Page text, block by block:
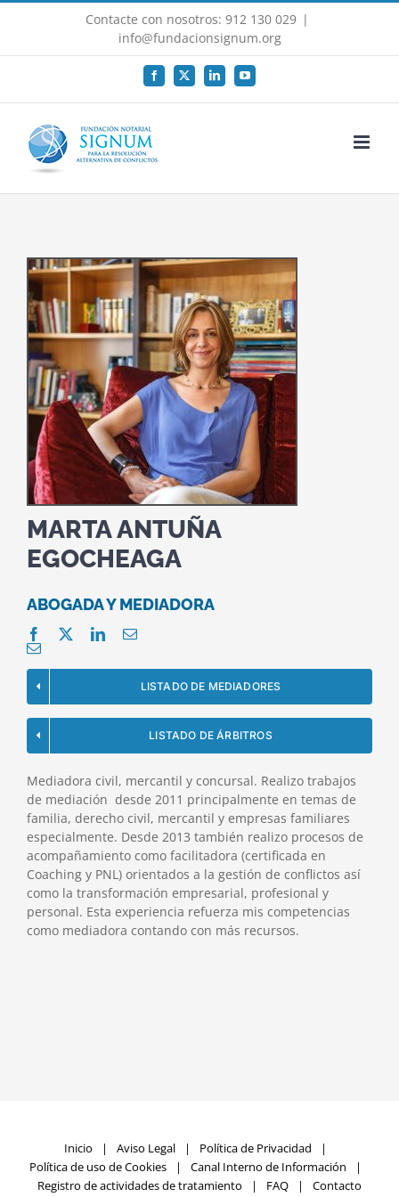
Saltar
Contacte con nosotros: 912 130 029 |
info@fundacionsignum.org
Facebook
X LinkedInYouTube
MARTA ANTUÑA
EGOCHEAGA
ABOGADA Y MEDIADORA
LISTADO DE MEDIADORES
LISTADO DE ÁRBITROS
Mediadora civil, mercantil y concursal. Realizo trabajos
de mediación desde 2011 principalmente en temas de
familia, derecho civil, mercantil y empresas familiares
especialmente. Desde 2013 también realizo procesos de
acompañamiento como facilitadora (certificada en
Coaching y PNL) orientados a la gestión de conflictos así
como la transformación empresarial, profesional y
personal. Esta experiencia refuerza mis competencias
como mediadora contando con más recursos.
Inicio Aviso Legal
Política de Privacidad
Política de uso de Cookies
Canal Interno de Información
Registro de actividades de tratamiento
FAQ Contacto